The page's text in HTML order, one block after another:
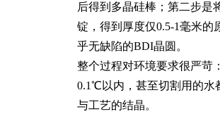
后得到多晶硅棒；第二步是
锭，得到厚度仅0.5-1毫米
乎无缺陷的BDI晶圆。
整个过程对环境要求很严苛
0.1℃以内，甚至切割用的水
与工艺的结晶。